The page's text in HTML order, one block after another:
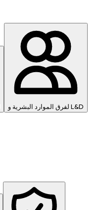
لفرق الموارد البشرية و L&D